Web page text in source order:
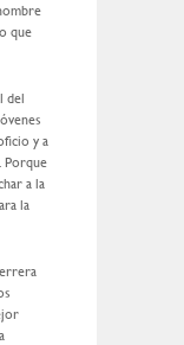
que
del
y a
Porque
a la
la